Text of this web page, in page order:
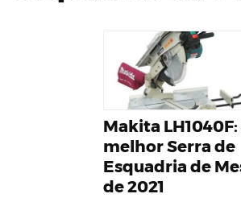
Makita LH1040F:
melhor Serra de
Esquadria de
de 2021